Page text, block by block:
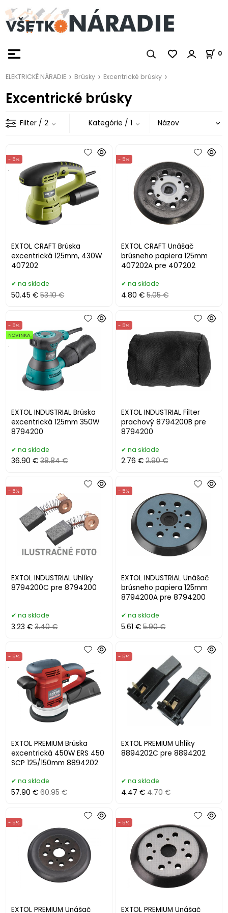
0
ELEKTRICKÉ NÁRADIE Brúsky Excentrické brúsky
Excentrické brúsky
Filter / 2 Kategórie / 1
EXTOL CRAFT Brúska
excentrická 125mm, 430W
407202
- 5%
.
na sklade
50.45 € 53.10 €
EXTOL CRAFT Unášač
brúsneho papiera 125mm
407202A pre 407202
- 5%
na sklade
4.80 € 5.05 €
EXTOL INDUSTRIAL Brúska
excentrická 125mm 350W
8794200
- 5%
NOVINKA
na sklade
36.90 € 38.84 €
EXTOL INDUSTRIAL Filter
prachový 8794200B pre
8794200
- 5%
na sklade
2.76 € 2.90 €
EXTOL INDUSTRIAL Uhlíky
8794200C pre 8794200
- 5%
na sklade
3.23 € 3.40 €
EXTOL INDUSTRIAL Unášač
brúsneho papiera 125mm
8794200A pre 8794200
- 5%
na sklade
5.61 € 5.90 €
EXTOL PREMIUM Brúska
excentrická 450W ERS 450
SCP 125/150mm 8894202
- 5%
.
na sklade
57.90 € 60.95 €
EXTOL PREMIUM Uhlíky
8894202C pre 8894202
- 5%
na sklade
4.47 € 4.70 €
EXTOL PREMIUM Unášač
- 5%
EXTOL PREMIUM Unášač
- 5%